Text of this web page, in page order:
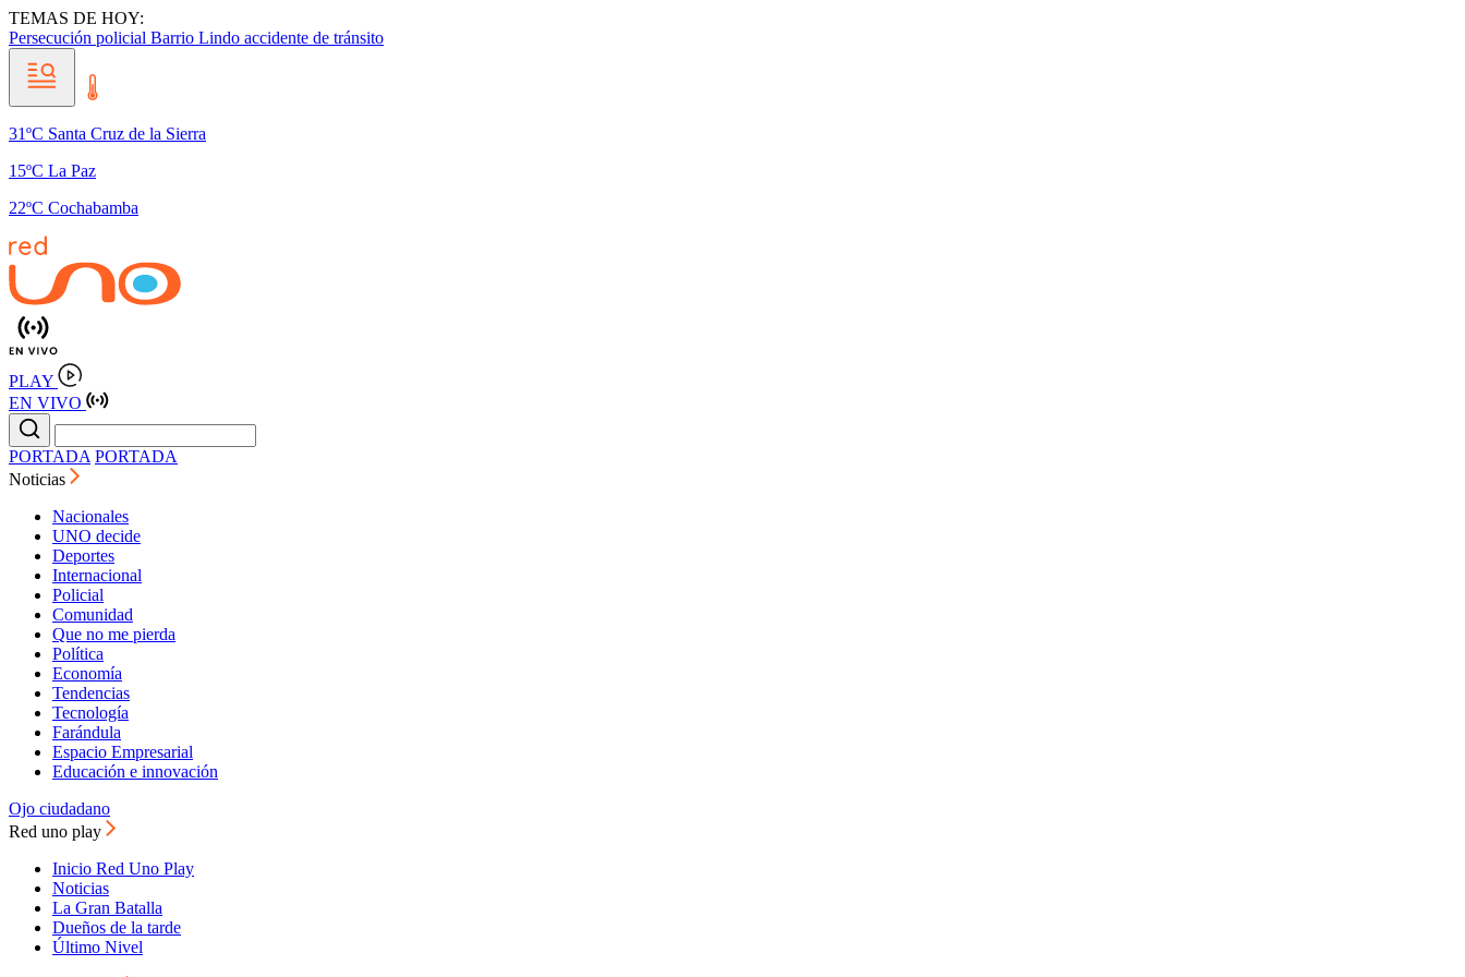
TEMAS DE HOY:
Persecución policial Barrio Lindo accidente de tránsito
31ºC Santa Cruz de la Sierra
15ºC La Paz
22ºC Cochabamba
PLAY
EN VIVO
PORTADA PORTADA
Noticias
Nacionales
UNO decide
Deportes
Internacional
Policial
Comunidad
Que no me pierda
Política
Economía
Tendencias
Tecnología
Farándula
Espacio Empresarial
Educación e innovación
Ojo ciudadano
Red uno play
Inicio Red Uno Play
Noticias
La Gran Batalla
Dueños de la tarde
Último Nivel